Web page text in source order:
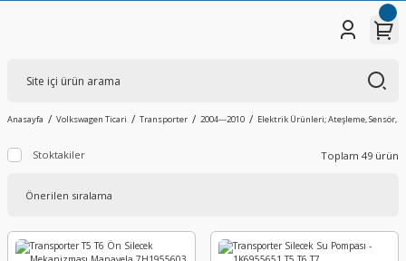
Anasayfa Volkswagen Ticari Transporter 2004---2010 Elektrik Ürünleri; Ateşleme, Sensör,
Stoktakiler Toplam 49 ürün